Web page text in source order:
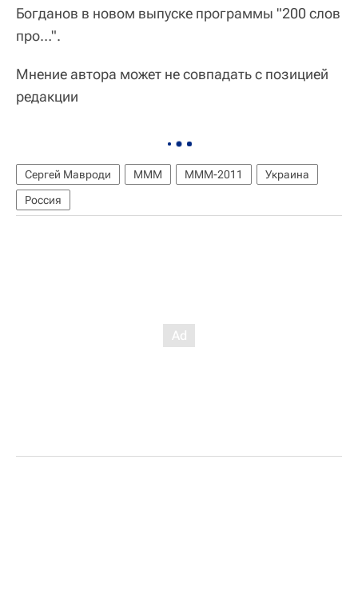
Богданов в новом выпуске программы "200 слов
про…".
Мнение автора может не совпадать с позицией
редакции
Сергей Мавроди МММ МММ-2011
Украина
Россия